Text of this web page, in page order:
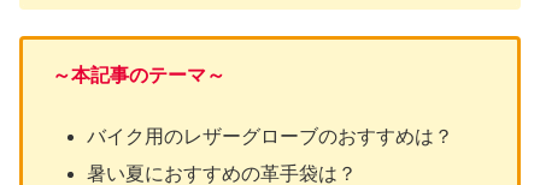
～本記事のテーマ～
バイク用のレザーグローブのおすすめは？
暑い夏におすすめの革手袋は？